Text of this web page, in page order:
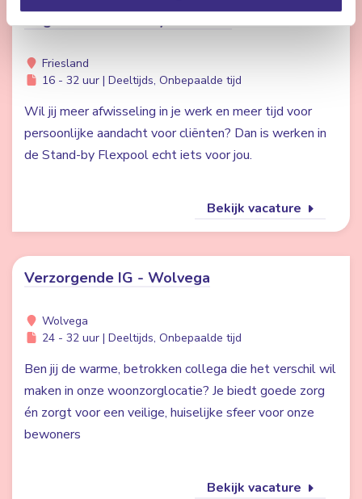
Begeleider stand-by flexteam
Friesland
16 - 32 uur | Deeltijds, Onbepaalde tijd
Wil jij meer afwisseling in je werk en meer tijd voor
persoonlijke aandacht voor cliënten? Dan is werken in
de Stand-by Flexpool echt iets voor jou.
Bekijk vacature
Verzorgende IG - Wolvega
Wolvega
24 - 32 uur | Deeltijds, Onbepaalde tijd
Ben jij de warme, betrokken collega die het verschil wil
maken in onze woonzorglocatie? Je biedt goede zorg
én zorgt voor een veilige, huiselijke sfeer voor onze
bewoners
Bekijk vacature